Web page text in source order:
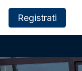
Registrati